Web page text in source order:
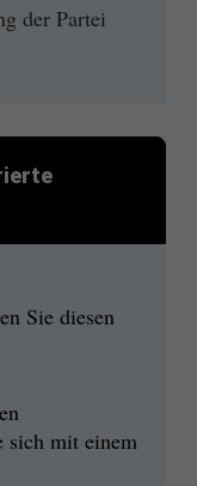
der Partei
Sie diesen
sich mit einem